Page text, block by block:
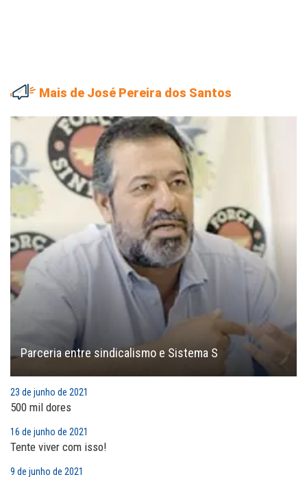
Mais de José Pereira dos Santos
Parceria entre sindicalismo e Sistema S
23 de junho de 2021
500 mil dores
16 de junho de 2021
Tente viver com isso!
9 de junho de 2021